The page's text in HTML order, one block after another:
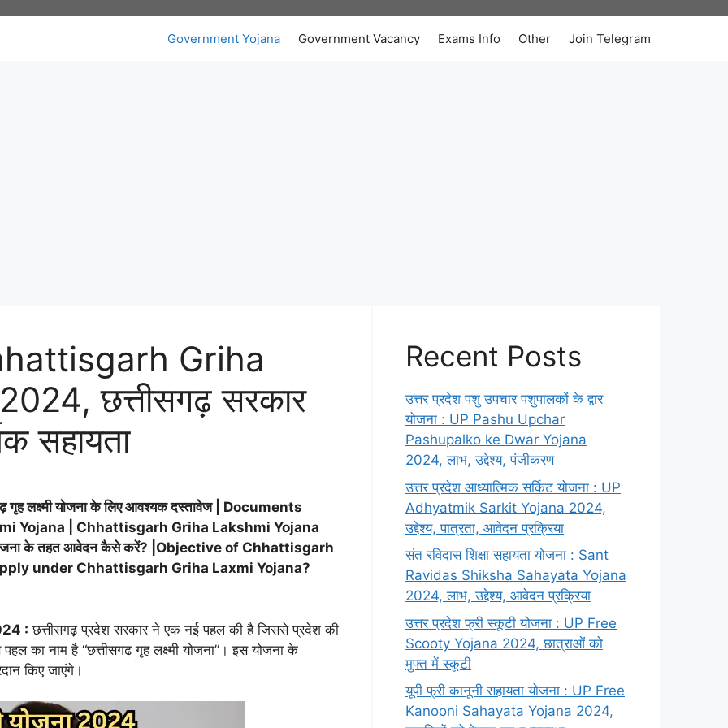
Government Yojana Government Vacancy Exams Info Other Join Telegram
Griha
छत्तीसगढ़ सरकार
सहायता
गृह लक्ष्मी योजना के लिए आवश्यक दस्तावेज | Documents
Yojana | Chhattisgarh Griha Lakshmi Yojana
के तहत आवेदन कैसे करें? |Objective of Chhattisgarh
under Chhattisgarh Griha Laxmi Yojana?
: छत्तीसगढ़ प्रदेश सरकार ने एक नई पहल की है जिससे प्रदेश की
का नाम है “छत्तीसगढ़ गृह लक्ष्मी योजना”। इस योजना के
किए जाएंगे।
Recent Posts
उत्तर प्रदेश पशु उपचार पशुपालकों के द्वार
योजना : UP Pashu Upchar
Pashupalko ke Dwar Yojana
2024, लाभ, उद्देश्य, पंजीकरण
उत्तर प्रदेश आध्यात्मिक सर्किट योजना : UP
Adhyatmik Sarkit Yojana 2024,
उद्देश्य, पात्रता, आवेदन प्रक्रिया
संत रविदास शिक्षा सहायता योजना : Sant
Ravidas Shiksha Sahayata Yojana
2024, लाभ, उद्देश्य, आवेदन प्रक्रिया
उत्तर प्रदेश फ्री स्कूटी योजना : UP Free
Scooty Yojana 2024, छात्राओं को
मुफ्त में स्कूटी
यूपी फ्री कानूनी सहायता योजना : UP Free
Kanooni Sahayata Yojana 2024,